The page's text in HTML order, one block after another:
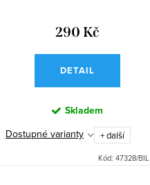
290 Kč
DETAIL
Skladem
Dostupné varianty + další
Kód: 47328/BIL